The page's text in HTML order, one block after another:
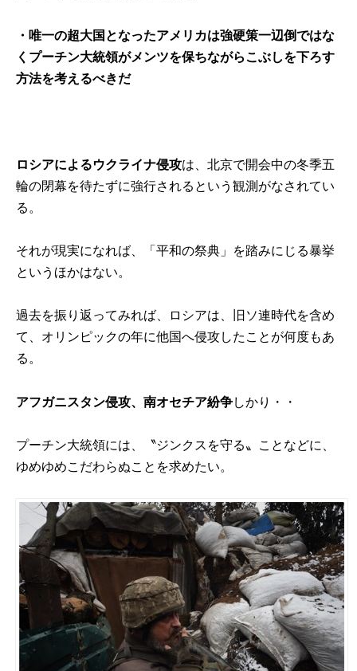
・唯一の超大国となったアメリカは強硬策一辺倒ではな
くプーチン大統領がメンツを保ちながらこぶしを下ろす
方法を考えるべきだ
ロシアによるウクライナ侵攻は、北京で開会中の冬季五
輪の閉幕を待たずに強行されるという観測がなされてい
る。
それが現実になれば、「平和の祭典」を踏みにじる暴挙
というほかはない。
過去を振り返ってみれば、ロシアは、旧ソ連時代を含め
て、オリンピックの年に他国へ侵攻したことが何度もあ
る。
アフガニスタン侵攻、南オセチア紛争しかり・・
プーチン大統領には、〝ジンクスを守る〟ことなどに、
ゆめゆめこだわらぬことを求めたい。